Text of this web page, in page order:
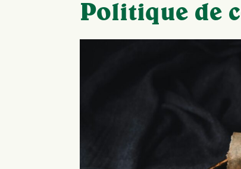
Politique de